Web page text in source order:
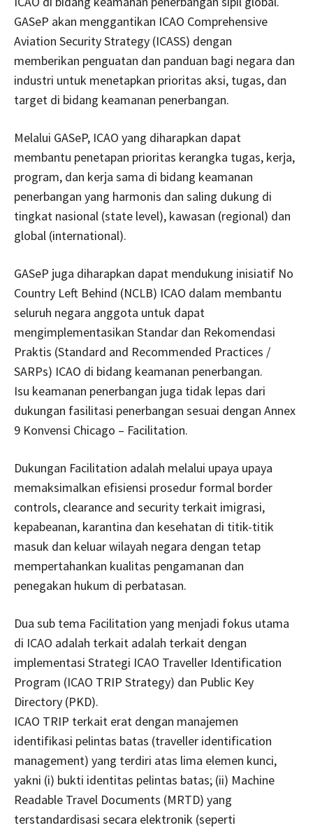
GASeP akan menggantikan ICAO Comprehensive
Aviation Security Strategy (ICASS) dengan
memberikan penguatan dan panduan bagi negara dan
industri untuk menetapkan prioritas aksi, tugas, dan
target di bidang keamanan penerbangan.
Melalui GASeP, ICAO yang diharapkan dapat
membantu penetapan prioritas kerangka tugas, kerja,
program, dan kerja sama di bidang keamanan
penerbangan yang harmonis dan saling dukung di
tingkat nasional (state level), kawasan (regional) dan
global (international).
GASeP juga diharapkan dapat mendukung inisiatif No
Country Left Behind (NCLB) ICAO dalam membantu
seluruh negara anggota untuk dapat
mengimplementasikan Standar dan Rekomendasi
Praktis (Standard and Recommended Practices /
SARPs) ICAO di bidang keamanan penerbangan.
Isu keamanan penerbangan juga tidak lepas dari
dukungan fasilitasi penerbangan sesuai dengan Annex
9 Konvensi Chicago – Facilitation.
Dukungan Facilitation adalah melalui upaya upaya
memaksimalkan efisiensi prosedur formal border
controls, clearance and security terkait imigrasi,
kepabeanan, karantina dan kesehatan di titik-titik
masuk dan keluar wilayah negara dengan tetap
mempertahankan kualitas pengamanan dan
penegakan hukum di perbatasan.
Dua sub tema Facilitation yang menjadi fokus utama
di ICAO adalah terkait adalah terkait dengan
implementasi Strategi ICAO Traveller Identification
Program (ICAO TRIP Strategy) dan Public Key
Directory (PKD).
ICAO TRIP terkait erat dengan manajemen
identifikasi pelintas batas (traveller identification
management) yang terdiri atas lima elemen kunci,
yakni (i) bukti identitas pelintas batas; (ii) Machine
Readable Travel Documents (MRTD) yang
terstandardisasi secara elektronik (seperti